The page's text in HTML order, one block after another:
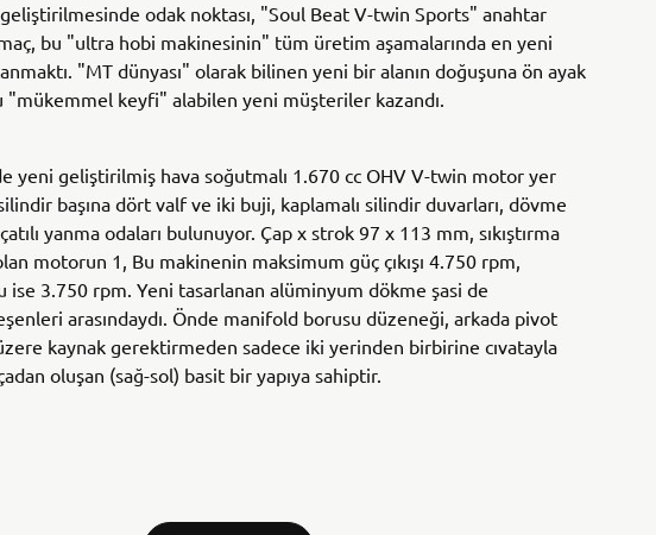
odak noktası, "Soul Beat V-twin Sports" anahtar
bu "ultra hobi makinesinin" tüm üretim aşamalarında en yeni
"MT dünyası" olarak bilinen yeni bir alanın doğuşuna ön ayak
"mükemmel keyfi" alabilen yeni müşteriler kazandı.
yeni geliştirilmiş hava soğutmalı 1.670 cc OHV V-twin motor yer
başına dört valf ve iki buji, kaplamalı silindir duvarları, dövme
yanma odaları bulunuyor. Çap x strok 97 x 113 mm, sıkıştırma
motorun 1, Bu makinenin maksimum güç çıkışı 4.750 rpm,
ise 3.750 rpm. Yeni tasarlanan alüminyum dökme şasi de
arasındaydı. Önde manifold borusu düzeneği, arkada pivot
kaynak gerektirmeden sadece iki yerinden birbirine cıvatayla
oluşan (sağ-sol) basit bir yapıya sahiptir.